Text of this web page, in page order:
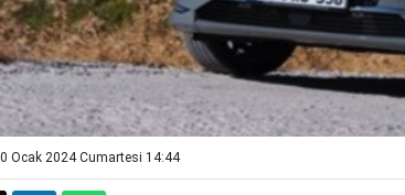
Ocak 2024 Cumartesi 14:44